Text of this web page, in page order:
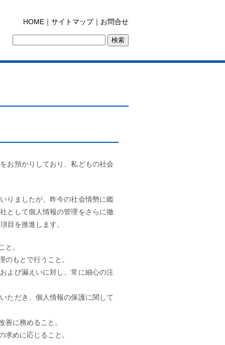
HOME ｜ サイトマップ｜ お問合せ
お預かりしており、私どもの社会
りましたが、昨今の社会情勢に鑑
として個人情報の管理をさらに徹
目を推進します。
と。
もとで行うこと。
よび漏えいに対し、常に細心の注
ただき、個人情報の保護に関して
に務めること。
めに応じること。